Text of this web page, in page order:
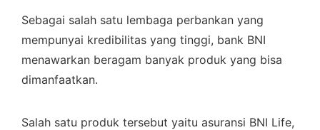
Sebagai salah satu lembaga perbankan yang
mempunyai kredibilitas yang tinggi, bank BNI
menawarkan beragam banyak produk yang bisa
dimanfaatkan.
Salah satu produk tersebut yaitu asuransi BNI Life,